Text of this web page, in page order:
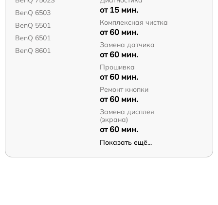
BenQ 6503
BenQ 5501
BenQ 6501
BenQ 8601
от 15 мин.
Комплексная чистка
от 60 мин.
Замена датчика
от 60 мин.
Прошивка
от 60 мин.
Ремонт кнопки
от 60 мин.
Замена дисплея
(экрана)
от 60 мин.
Показать ещё...